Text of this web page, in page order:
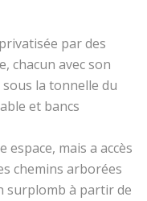
par des
chacun avec son
la tonnelle du
et bancs
mais a accès
chemins arborées
surplomb à partir de